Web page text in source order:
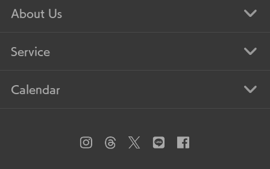
About Us
Service
Calendar